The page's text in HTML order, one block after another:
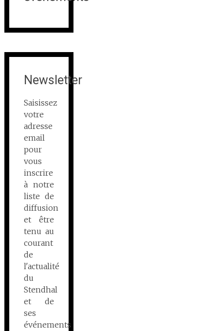
Newsletter
Saisissez
votre
adresse
email
pour
vous
inscrire
à notre
liste de
diffusion
et être
tenu au
courant
de
l'actualité
du
Stendhal
et de
ses
événements